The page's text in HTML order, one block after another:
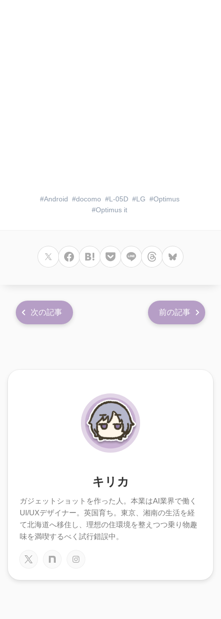
Android docomo L-05D LG
Optimus
Optimus it
次の記事 前の記事
キリカ
ガジェットショットを作った人。本業はAI業界で働く
UI/UXデザイナー。英国育ち。東京、湘南の生活を経
て北海道へ移住し、理想の住環境を整えつつ乗り物趣
味を満喫するべく試行錯誤中。